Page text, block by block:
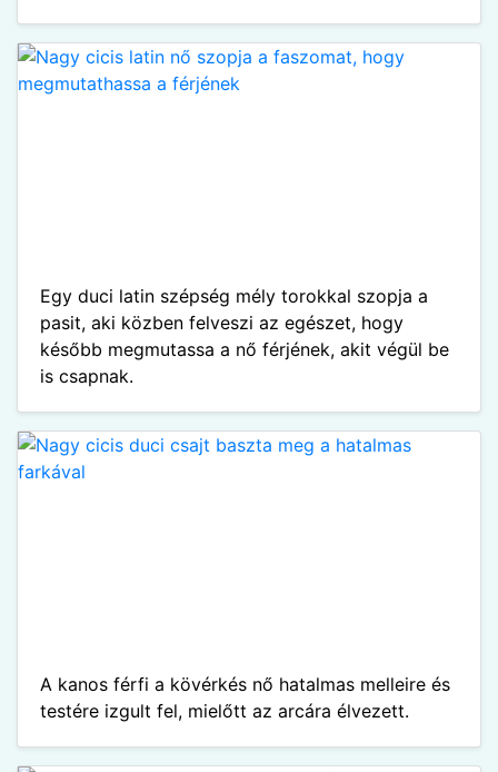
Egy duci latin szépség mély torokkal szopja a
pasit, aki közben felveszi az egészet, hogy
később megmutassa a nő férjének, akit végül be
is csapnak.
A kanos férfi a kövérkés nő hatalmas melleire és
testére izgult fel, mielőtt az arcára élvezett.